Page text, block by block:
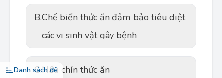
Danh sách đề
B.Chế biến thức ăn đảm bảo tiêu diệt
các vi sinh vật gây bệnh
C.Nấu chín thức ăn